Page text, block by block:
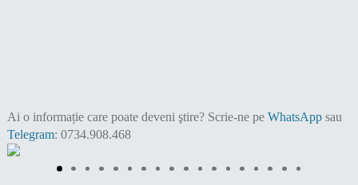
Ai o informație care poate deveni ştire? Scrie-ne pe WhatsAppsau
Telegram: 0734.908.468